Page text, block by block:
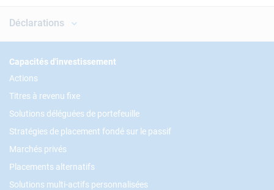
Déclarations
Footer
Capacités d'investissement
Actions
Titres à revenu fixe
Solutions déléguées de portefeuille
Stratégies de placement fondé sur le passif
Marchés privés
Placements alternatifs
Solutions multi-actifs personnalisées